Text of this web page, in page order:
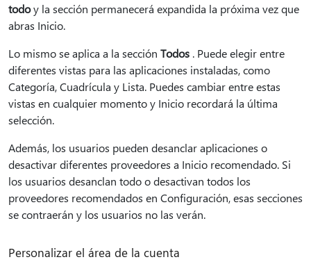
todoy la sección permanecerá expandida la próxima vez que
abras Inicio.
Lo mismo se aplica a la sección Todos . Puede elegir entre
diferentes vistas para las aplicaciones instaladas, como
Categoría, Cuadrícula y Lista. Puedes cambiar entre estas
vistas en cualquier momento y Inicio recordará la última
selección.
Además, los usuarios pueden desanclar aplicaciones o
desactivar diferentes proveedores a Inicio recomendado. Si
los usuarios desanclan todo o desactivan todos los
proveedores recomendados en Configuración, esas secciones
se contraerán y los usuarios no las verán.
Personalizar el área de la cuenta